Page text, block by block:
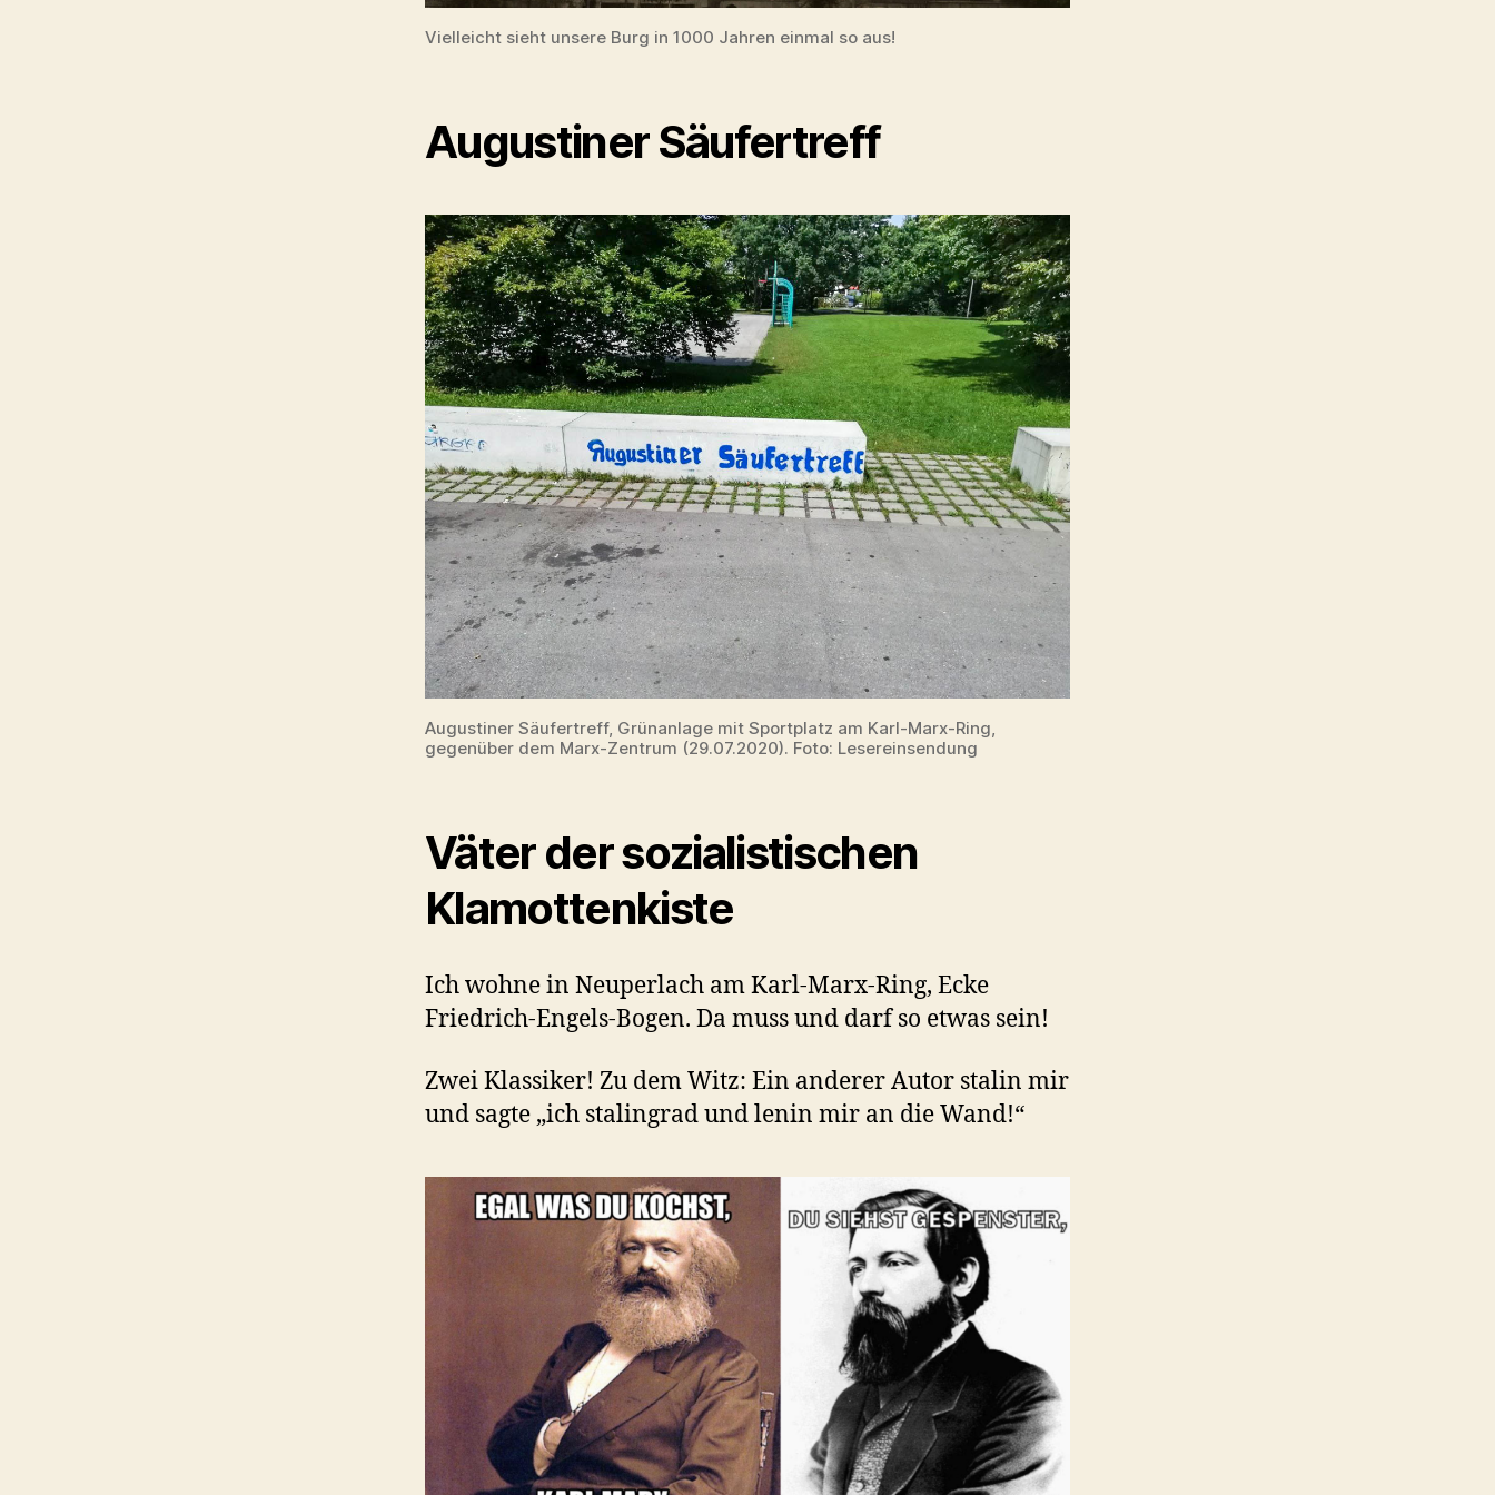
Vielleicht sieht unsere Burg in 1000 Jahren einmal so aus!
Augustiner Säufertreff
Augustiner Säufertreff, Grünanlage mit Sportplatz am Karl-Marx-Ring,
gegenüber dem Marx-Zentrum (29.07.2020). Foto: Lesereinsendung
Väter der sozialistischen
Klamottenkiste
Ich wohne in Neuperlach am Karl-Marx-Ring, Ecke
Friedrich-Engels-Bogen. Da muss und darf so etwas sein!
Zwei Klassiker! Zu dem Witz: Ein anderer Autor stalin mir
und sagte „ich stalingrad und lenin mir an die Wand!“